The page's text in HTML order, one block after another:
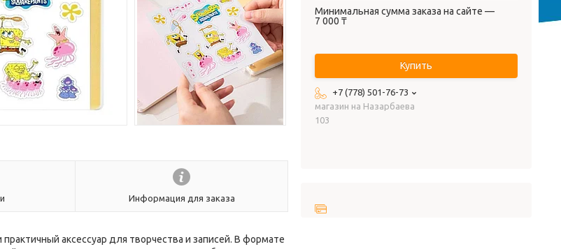
Информация для заказа
аксессуар для творчества и записей. В формате
Минимальная сумма заказа на сайте —
7 000 ₸
Купить
+7 (778) 501-76-73
магазин на Назарбаева
103